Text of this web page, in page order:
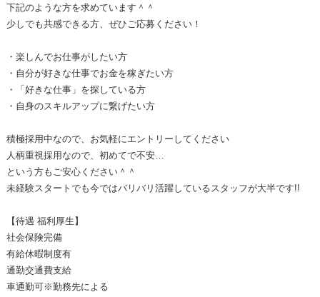
下記のような方を求めています＾＾
少しでも共感できる方、ぜひご応募ください！
・楽しんでお仕事がしたい方
・自分が好きな仕事でお金を稼ぎたい方
・「好きな仕事」を探している方
・自身のスキルアップに繋げたい方
積極採用中なので、お気軽にエントリーしてください
人柄重視採用なので、初めてで不安…
という方もご安心ください＾＾
未経験スタートでも今ではバリバリ活躍しているスタッフが大半です!!
【待遇 福利厚生】
社会保険完備
有給休暇制度有
通勤交通費支給
車通勤可※勤務先による